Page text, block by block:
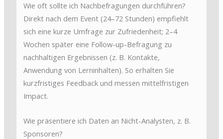
Wie oft sollte ich Nachbefragungen durchführen?
Direkt nach dem Event (24–72 Stunden) empfiehlt
sich eine kurze Umfrage zur Zufriedenheit; 2–4
Wochen später eine Follow-up-Befragung zu
nachhaltigen Ergebnissen (z. B. Kontakte,
Anwendung von Lerninhalten). So erhalten Sie
kurzfristiges Feedback und messen mittelfristigen
Impact.
Wie präsentiere ich Daten an Nicht-Analysten, z. B.
Sponsoren?